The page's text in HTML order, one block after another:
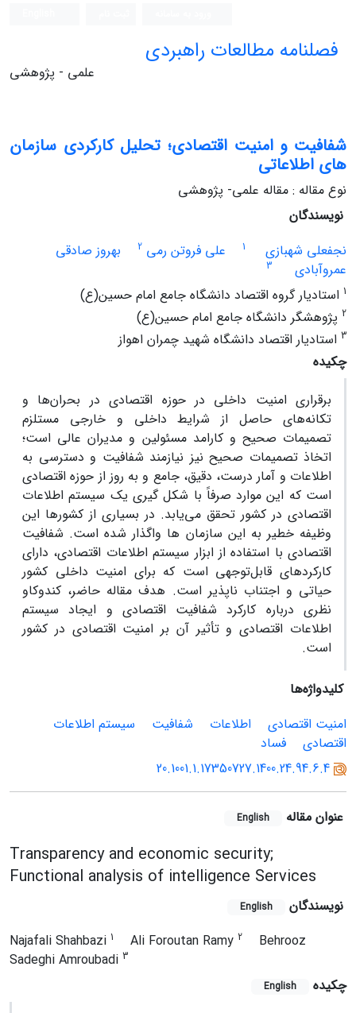
فصلنامه مطالعات راهبردی
علمی - پژوهشی
شفافیت و امنیت اقتصادی؛ تحلیل کارکردی سازمان‏
های اطلاعاتی
نوع مقاله : مقاله علمی- پژوهشی
نویسندگان
نجفعلی شهبازی
1 علی فروتن رمی 2
بهروز صادقی
عمروآبادی
3
1 استادیار گروه اقتصاد دانشگاه جامع امام حسین(ع)
2 پژوهشگر دانشگاه جامع امام حسین(ع)
3 استادیار اقتصاد دانشگاه شهید چمران اهواز
چکیده
برقراری امنیت داخلی در حوزه اقتصادی در بحران‌ها و
تکانه‌های حاصل از شرایط داخلی و خارجی مستلزم
تصمیمات صحیح و کارامد مسئولین و مدیران عالی است؛
اتخاذ تصمیمات صحیح نیز نیازمند شفافیت و دسترسی به
اطلاعات و آمار درست، دقیق، جامع و به‏ روز از حوزه اقتصادی
است که این موارد صرفاً با شکل‏ گیری یک سیستم اطلاعات
اقتصادی در کشور تحقق می‌یابد. در بسیاری از کشورها این
وظیفه خطیر به این سازمان ‏ها واگذار شده است. شفافیت
اقتصادی با استفاده از ابزار سیستم اطلاعات اقتصادی، دارای
کارکردهای قابل‌توجهی است که برای امنیت داخلی کشور
حیاتی و اجتناب‏ ناپذیر است. هدف مقاله حاضر، کندوکاو
نظری درباره کارکرد شفافیت اقتصادی و ایجاد سیستم
اطلاعات اقتصادی و تأثیر آن بر امنیت اقتصادی در کشور
است.
کلیدواژه‌ها
امنیت اقتصادی
اطلاعات شفافیت
سیستم اطلاعات
اقتصادی
فساد
20.1001.1.17350727.1400.24.94.6.4
عنوان مقاله English
Transparency and economic security;
Functional analysis of intelligence Services
نویسندگان English
Najafali Shahbazi 1 Ali Foroutan Ramy 2
Behrooz
Sadeghi Amroubadi 3
چکیده English